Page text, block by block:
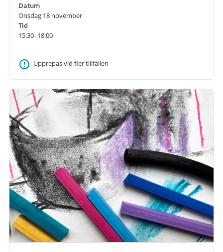
Datum
Onsdag 18 november
Tid
15:30–18:00
Upprepas vid fler tillfällen